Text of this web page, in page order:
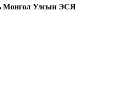
Монгол Улсын ЭСЯ